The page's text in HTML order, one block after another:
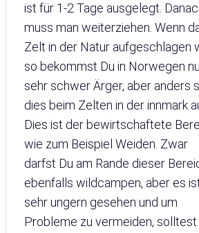
ist für 1-2 Tage ausgelegt.
muss man weiterziehen. Wenn
Zelt in der Natur aufgeschlagen
so bekommst Du in Norwegen
sehr schwer Ärger, aber anders
dies beim Zelten in der innmark
Dies ist der bewirtschaftete
wie zum Beispiel Weiden. Zwar
darfst Du am Rande dieser
ebenfalls wildcampen, aber es
sehr ungern gesehen und um
Probleme zu vermeiden, solltest